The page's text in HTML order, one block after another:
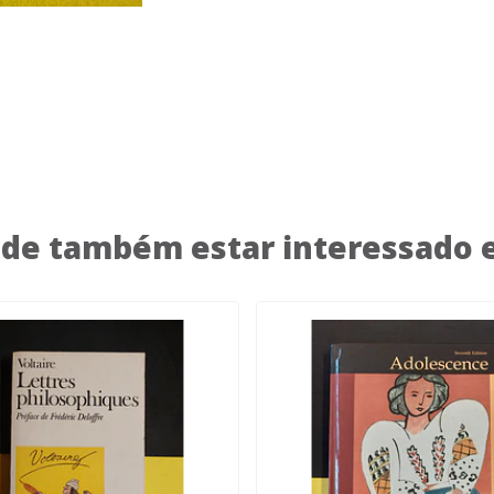
também estar interessado